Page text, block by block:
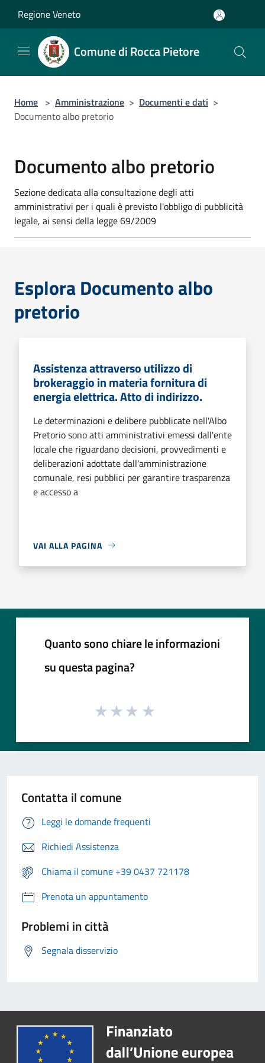
Regione Veneto
Comune di Rocca Pietore
Home > Amministrazione > Documenti e dati >
Documento albo pretorio
Documento albo pretorio
Sezione dedicata alla consultazione degli atti
amministrativi per i quali è previsto l'obbligo di pubblicità
legale, ai sensi della legge 69/2009
Esplora Documento albo
pretorio
Assistenza attraverso utilizzo di
brokeraggio in materia fornitura di
energia elettrica. Atto di indirizzo.
Le determinazioni e delibere pubblicate nell'Albo
Pretorio sono atti amministrativi emessi dall'ente
locale che riguardano decisioni, provvedimenti e
deliberazioni adottate dall'amministrazione
comunale, resi pubblici per garantire trasparenza
e accesso a
VAI ALLA PAGINA
Quanto sono chiare le informazioni
su questa pagina?
Contatta il comune
Leggi le domande frequenti
Richiedi Assistenza
Chiama il comune +39 0437 721178
Prenota un appuntamento
Problemi in città
Segnala disservizio